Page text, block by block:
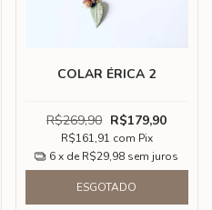
COLAR ÉRICA 2
R$269,90 R$179,90
R$161,91 com Pix
6 x de R$29,98 sem juros
ESGOTADO